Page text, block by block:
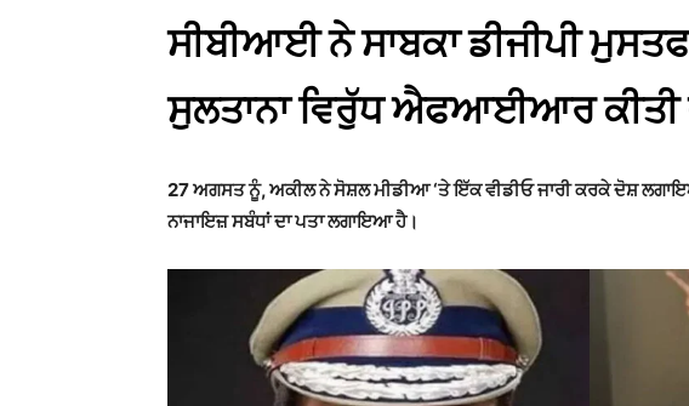
ਸੀਬੀਆਈ ਨੇ ਸਾਬਕਾ ਡੀਜੀਪੀ
ਸੁਲਤਾਨਾ ਵਿਰੁੱਧ ਐਫਆਈਆਰ
27 ਅਗਸਤ ਨੂੰ, ਅਕੀਲ ਨੇ ਸੋਸ਼ਲ ਮੀਡੀਆ ‘ਤੇ ਇੱਕ ਵੀਡੀਓ ਜਾਰੀ ਕਰਕੇ ਦੋਸ਼
ਨਾਜਾਇਜ਼ ਸਬੰਧਾਂ ਦਾ ਪਤਾ ਲਗਾਇਆ ਹੈ।